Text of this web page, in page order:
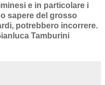
e in particolare i
sapere del grosso
potrebbero incorrere.
Tamburini